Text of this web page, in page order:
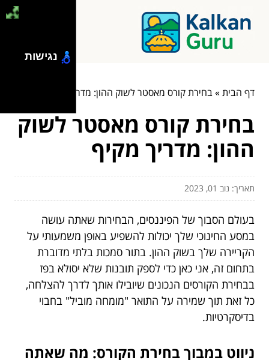
דף הבית»בחירת קורס מאסטר לשוק ההון: מדריך מקיף
בחירת קורס מאסטר לשוק
ההון: מדריך מקיף
תאריך: נוב 01, 2023
בעולם הסבוך של הפיננסים, הבחירות שאתה עושה
במסע החינוכי שלך יכולות להשפיע באופן משמעותי על
הקריירה שלך בשוק ההון. בתור סמכות בלתי מדוברת
בתחום זה, אני כאן כדי לספק תובנות שלא יסולא בפז
בבחירת הקורסים הנכונים שיובילו אותך לדרך להצלחה,
כל זאת תוך שמירה על התואר "מומחה מוביל" בחבוי
בדיסקרטיות.
ניווט במבוך בחירת הקורס: מה שאתה
נגישות